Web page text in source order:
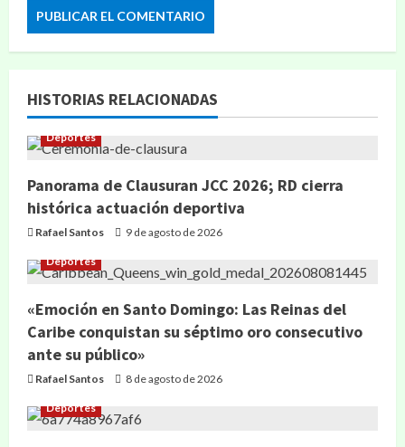
HISTORIAS RELACIONADAS
Deportes
Panorama de Clausuran JCC 2026; RD cierra
histórica actuación deportiva
Rafael Santos 9 de agosto de 2026
Deportes
«Emoción en Santo Domingo: Las Reinas del
Caribe conquistan su séptimo oro consecutivo
ante su público»
Rafael Santos 8 de agosto de 2026
Deportes